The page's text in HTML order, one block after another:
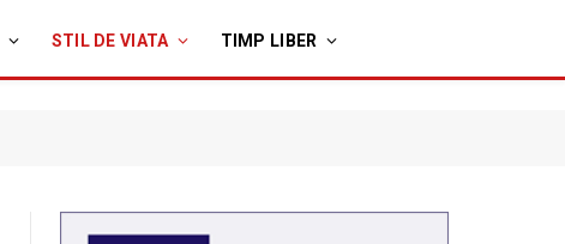
STIL DE VIATA TIMP LIBER